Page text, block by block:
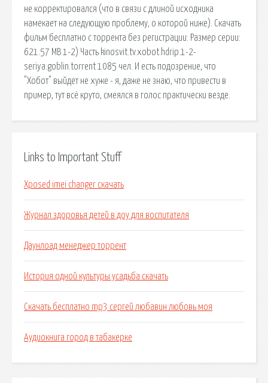
не корректировался (что в связи с длиной исходника
намекает на следующую проблему, о которой ниже). Скачать
фильм бесплатно с торрента без регистрации: Размер серии:
621.57 MB 1-2) Часть kinosvit.tv.xobot.hdrip.1-2-
seriya.goblin.torrent 1085 чел. И есть подозрение, что
"Хобот" выйдет не хуже - я, даже не знаю, что привести в
пример, тут всё круто, смеялся в голос практически везде.
Links to Important Stuff
Xposed imei changer скачать
Журнал здоровья детей в доу для воспитателя
Даунлоад менеджер торрент
История одной культуры усадьба скачать
Скачать бесплатно mp3 сергей любавин любовь моя
Аудиокнига город в табакерке